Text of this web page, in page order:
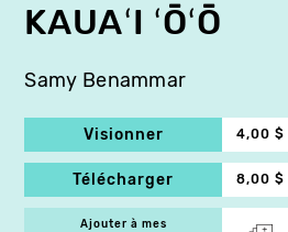
KAUAʻI ʻŌʻŌ
Samy Benammar
Visionner 4,00 $
Télécharger 8,00 $
Ajouter à mes